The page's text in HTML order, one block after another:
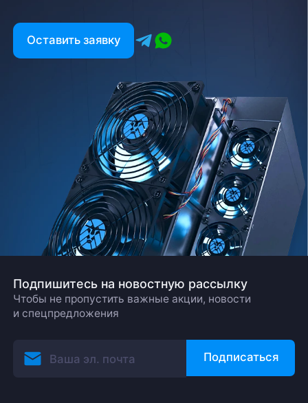
Есть вопрос?
Заполните форму и мы свяжемся с вами в
Заказать звонок
Оставить заявку
Подпишитесь на новостную рассылку
Чтобы не пропустить важные акции, новости
и спецпредложения
Подписаться